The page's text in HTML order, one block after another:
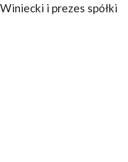
i prezes spółki